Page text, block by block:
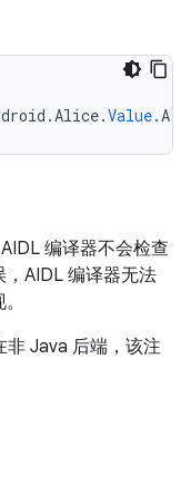
.Alice.Value.A
编译器不会检查
AIDL 编译器无法
非 Java 后端，该注